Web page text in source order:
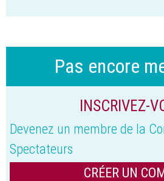
Pas encore
INSCRIVEZ-
Devenez un membre de la
Spectateurs
CRÉER UN